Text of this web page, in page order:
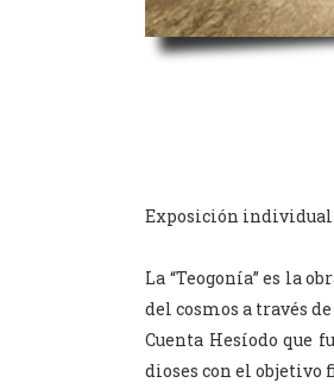
Exposición individual
La “Teogonía” es la
del cosmos a través
Cuenta Hesíodo que
dioses con el objetivo